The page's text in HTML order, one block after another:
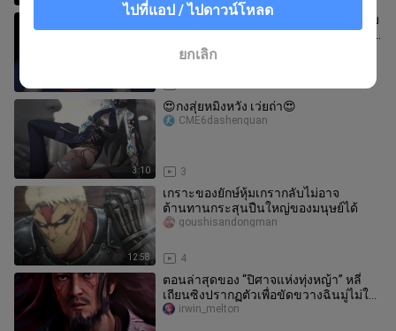
บ้านไหนขาดลำโพงก็ซื้อโทคิมิจิ ยูจินกลับ
ไปเล่นได้ หรือใครขาดคนโง่ก็โอเคเหมือน
กัน【การเชียร์แบบ B เมิง】
woshishangdia
3:10
😍กงสุ่ยหมิงหวัง เว่ยถ่า😍
3
CME6dashenquan
12:58
เกราะของยักษ์หุ้มเกรากลับไม่อาจ
ต้านทานกระสุนปืนใหญ่ของมนุษย์ได้
4
goushisandongman
ตอนล่าสุดของ “ปิศาจแห่งทุ่งหญ้า” หลี่
เถียนซิงปรากฏตัวเพื่อขัดขวางฉินมู่ไม่ให้
ช่วยเหลือฮ่องเต้
irwin_melton
ไปที่แอป / ไปดาวน์โหลด
ยกเลิก